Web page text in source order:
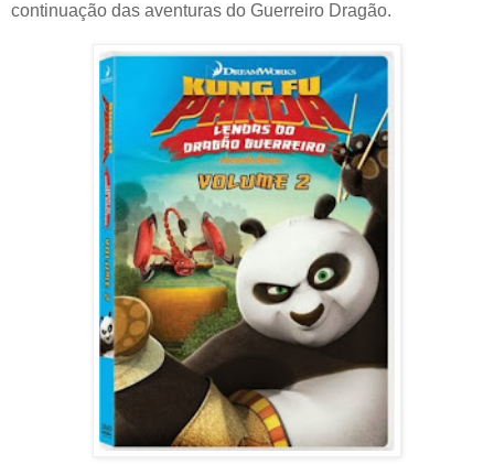
continuação das aventuras do Guerreiro Dragão.